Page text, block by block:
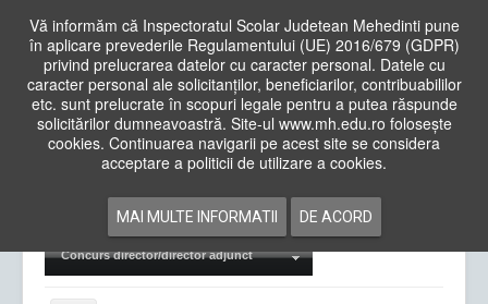
Vă informăm că Inspectoratul Scolar Judetean Mehedinti pune
în aplicare prevederile Regulamentului (UE) 2016/679 (GDPR)
privind prelucrarea datelor cu caracter personal. Datele cu
caracter personal ale solicitanților, beneficiarilor, contribuabililor
etc. sunt prelucrate în scopuri legale pentru a putea răspunde
solicitărilor dumneavoastră. Site-ul www.mh.edu.ro folosește
cookies. Continuarea navigarii pe acest site se considera
acceptare a politicii de utilizare a cookies.
MAI MULTE INFORMATII DE ACORD
Cauta
in
siteAcasa Cadre Didactice
Examene Naționale
Concurs director/director adjunct